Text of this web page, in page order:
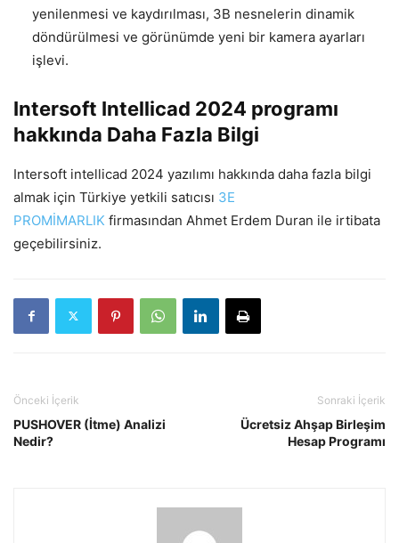
yenilenmesi ve kaydırılması, 3B nesnelerin dinamik
döndürülmesi ve görünümde yeni bir kamera ayarları
işlevi.
Intersoft Intellicad 2024 programı
hakkında Daha Fazla Bilgi
Intersoft intellicad 2024 yazılımı hakkında daha fazla bilgi
almak için Türkiye yetkili satıcısı 3E
PROMİMARLIK firmasından Ahmet Erdem Duran ile irtibata
geçebilirsiniz.
Önceki İçerik
PUSHOVER (İtme) Analizi
Nedir?
Sonraki İçerik
Ücretsiz Ahşap Birleşim
Hesap Programı